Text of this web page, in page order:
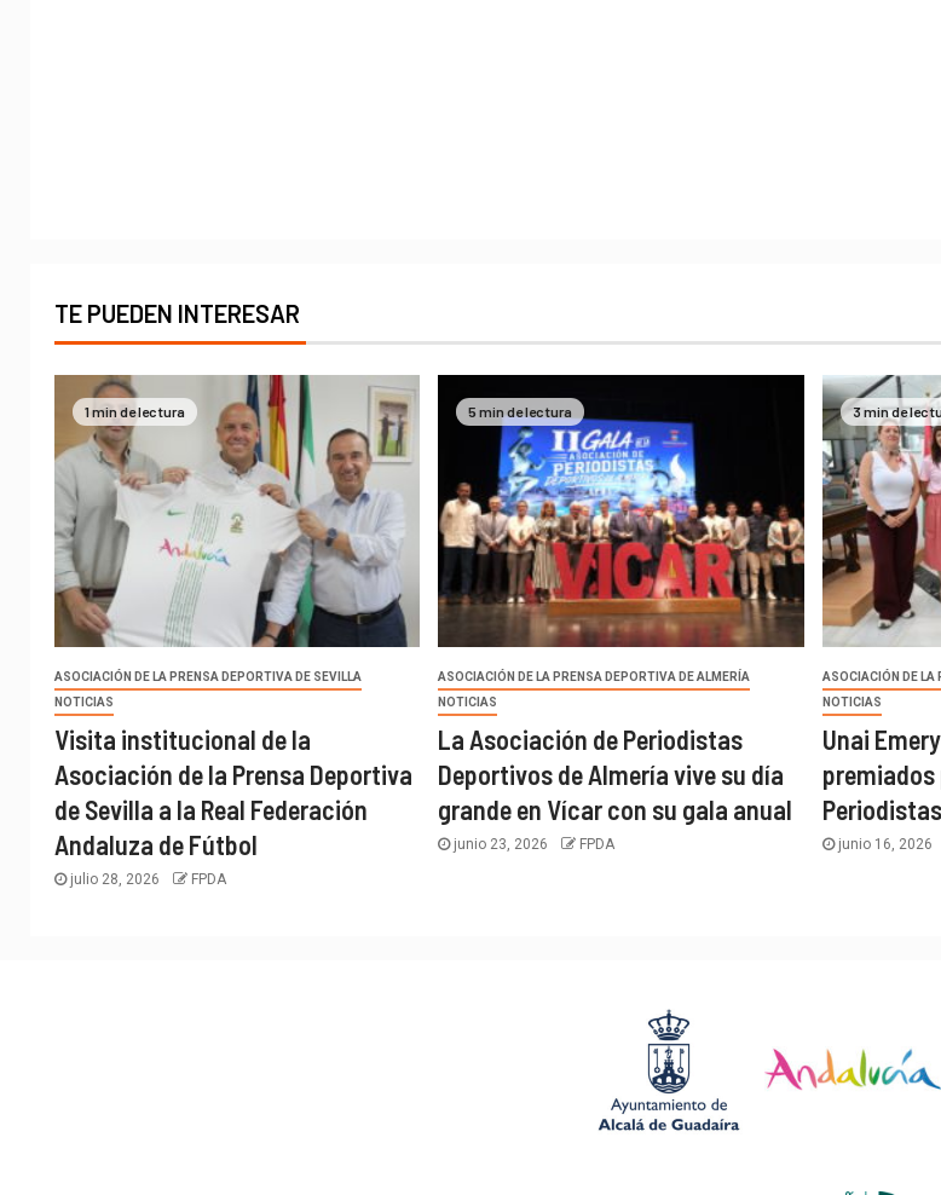
TE PUEDEN INTERESAR
1 min de lectura
ASOCIACIÓN DE LA PRENSA DEPORTIVA DE SEVILLA
NOTICIAS
Visita institucional de la
Asociación de la Prensa Deportiva
de Sevilla a la Real Federación
Andaluza de Fútbol
julio 28, 2026 FPDA
5 min de lectura
ASOCIACIÓN DE LA PRENSA DEPORTIVA DE ALMERÍA
NOTICIAS
La Asociación de Periodistas
Deportivos de Almería vive su día
grande en Vícar con su gala anual
junio 23, 2026 FPDA
3 min de
ASOCIACIÓN DE LA
NOTICIAS
Unai
junio 16, 2026